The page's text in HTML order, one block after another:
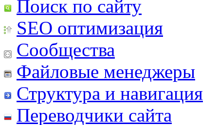
Поиск по сайту
SEO оптимизация
Сообщества
Файловые менеджеры
Структура и навигация
Переводчики сайта